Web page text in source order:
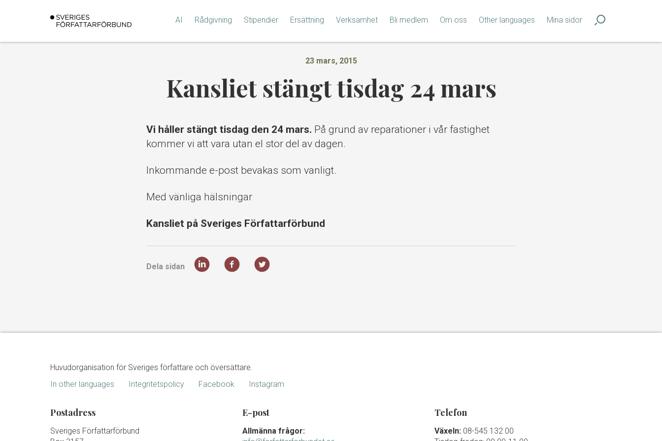
AI Rådgivning Stipendier Ersättning Verksamhet Bli medlem Om oss Other languages Mina sidor
23 mars, 2015
Kansliet stängt tisdag 24 mars
Vi håller stängt tisdag den 24 mars. På grund av reparationer i vår fastighet
kommer vi att vara utan el stor del av dagen.
Inkommande e-post bevakas som vanligt.
Med vänliga hälsningar
Kansliet på Sveriges Författarförbund
Dela sidan
Huvudorganisation för Sveriges författare och översättare.
In other languages
Integritetspolicy Facebook Instagram
Postadress
Sveriges Författarförbund
E-post
Allmänna frågor:
Telefon
Växeln: 08-545 132 00